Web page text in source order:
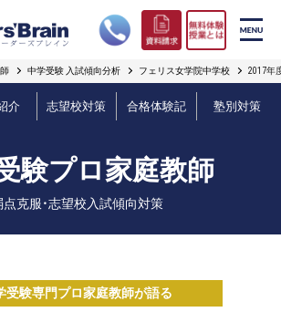
インの強み
中学受験 入試傾向分析 フェリス女学院中学校 2017年
介 志望校対策 合格体験記 塾別対策
験プロ家庭教師
点克服・志望校入試傾向対策
受験専門プロ家庭教師が語る